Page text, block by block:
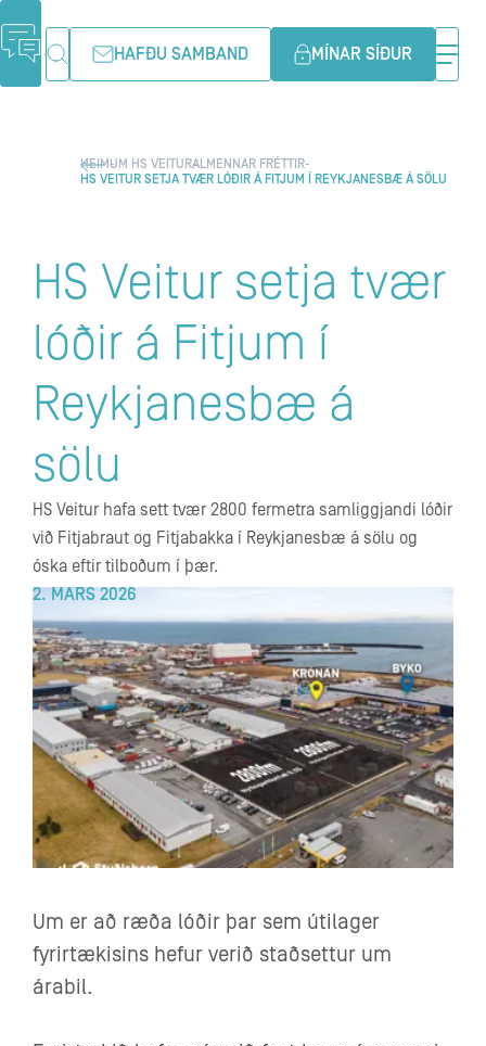
HAFÐU SAMBAND MÍNAR SÍÐUR
HEIMUM HS VEITURALMENNAR FRÉTTIR
HS VEITUR SETJA TVÆR LÓÐIR Á FITJUM Í REYKJANESBÆ Á SÖLU
HS Veitur setja tvær
lóðir á Fitjum í
Reykjanesbæ á
sölu
HS Veitur hafa sett tvær 2800 fermetra samliggjandi lóðir
við Fitjabraut og Fitjabakka í Reykjanesbæ á sölu og
óska eftir tilboðum í þær.
2. MARS 2026
Um er að ræða lóðir þar sem útilager
fyrirtækisins hefur verið staðsettur um
árabil.